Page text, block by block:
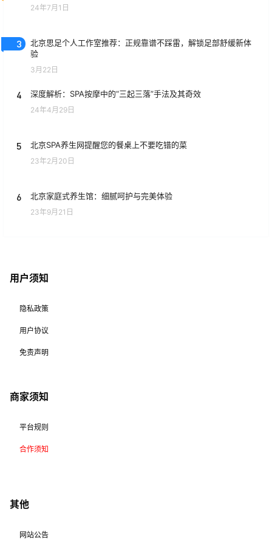
24年7月1日
3
北京思足个人工作室推荐：正规靠谱不踩雷，解锁足部舒缓新体
验
3月22日
4 深度解析：SPA按摩中的“三起三落”手法及其奇效
24年4月29日
5 北京SPA养生网提醒您的餐桌上不要吃错的菜
23年2月20日
6 北京家庭式养生馆：细腻呵护与完美体验
23年9月21日
用户须知
隐私政策
用户协议
免责声明
商家须知
平台规则
合作须知
其他
网站公告